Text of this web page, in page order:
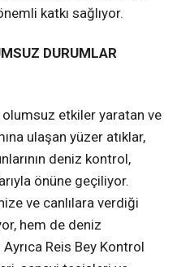
katkı sağlıyor.
DURUMLAR
olumsuz etkiler yaratan ve
ulaşan yüzer atıklar,
deniz kontrol,
önüne geçiliyor.
ve canlılara verdiği
hem de deniz
Reis Bey Kontrol